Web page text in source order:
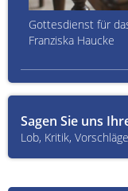
Gottesdienst für
Franziska Haucke
Sagen Sie uns
Lob, Kritik, Vorschläge